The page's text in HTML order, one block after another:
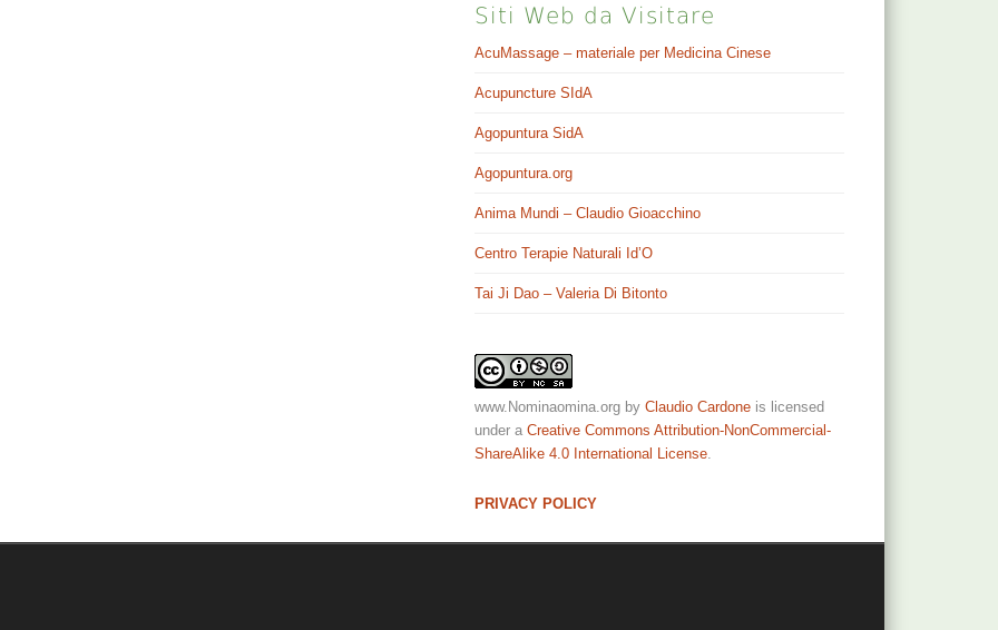
Siti Web da Visitare
AcuMassage – materiale per Medicina Cinese
Acupuncture SIdA
Agopuntura SidA
Agopuntura.org
Anima Mundi – Claudio Gioacchino
Centro Terapie Naturali Id’O
Tai Ji Dao – Valeria Di Bitonto
www.Nominaomina.org byClaudio Cardone is licensed
under aCreative Commons Attribution-NonCommercial-
ShareAlike 4.0 International License
PRIVACY POLICY